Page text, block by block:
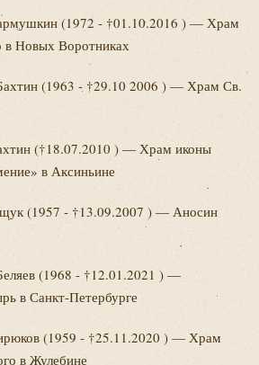
(1972 - †01.10.2016 ) — Храм
в Новых Воротниках
(1963 - †29.10 2006 ) — Храм Св.
(†18.07.2010 ) — Храм иконы
в Аксиньине
(1957 - †13.09.2007 ) — Аносин
(1968 - †12.01.2021 ) —
в Санкт-Петербурге
(1959 - †25.11.2020 ) — Храм
в Жулебине